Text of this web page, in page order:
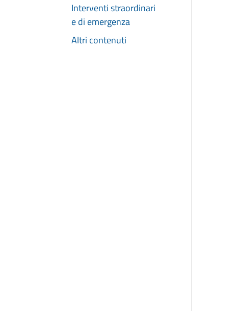
Interventi straordinari
e di emergenza
Altri contenuti